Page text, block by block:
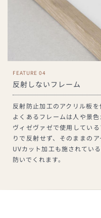
FEATURE 04
反射しないフレーム
反射防止加工のアクリル板
よくあるフレームは人や景
ヴィゼヴァゼで使用してい
りで反射せず、そのままの
UVカット加工も施されてい
防いでくれます。